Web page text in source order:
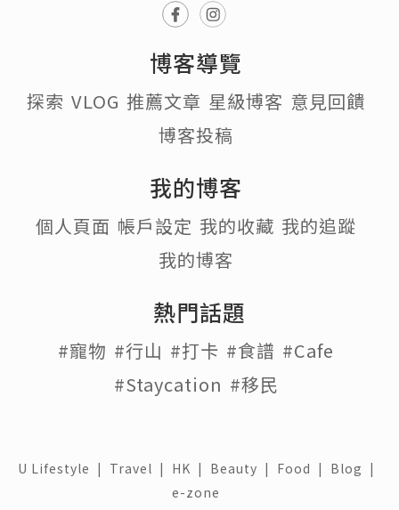
博客導覽
探索 VLOG 推薦文章 星級博客 意見回饋
博客投稿
我的博客
個人頁面 帳戶設定 我的收藏 我的追蹤
我的博客
熱門話題
#寵物 #行山 #打卡 #食譜 #Cafe
#Staycation #移民
U Lifestyle | Travel | HK | Beauty | Food | Blog |
e-zone